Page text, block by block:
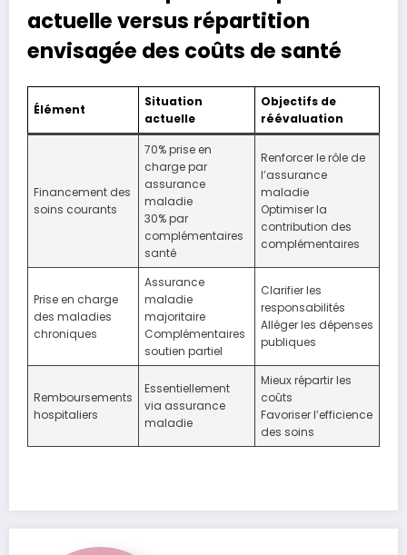
actuelle versus répartition
envisagée des coûts de santé
Élément
Situation
actuelle
Objectifs de
réévaluation
Financement des
soins courants
70% prise en
charge par
assurance
maladie
30% par
complémentaires
santé
Renforcer le rôle de
l’assurance
maladie
Optimiser la
contribution des
complémentaires
Prise en charge
des maladies
chroniques
Assurance
maladie
majoritaire
Complémentaires
soutien partiel
Clarifier les
responsabilités
Alléger les dépenses
publiques
Remboursements
hospitaliers
Essentiellement
via assurance
maladie
Mieux répartir les
coûts
Favoriser l’efficience
des soins